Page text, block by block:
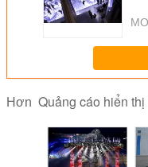
Hơn Quảng cáo hiển